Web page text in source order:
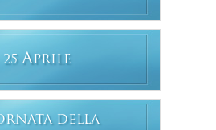
25 APRILE
DELLA